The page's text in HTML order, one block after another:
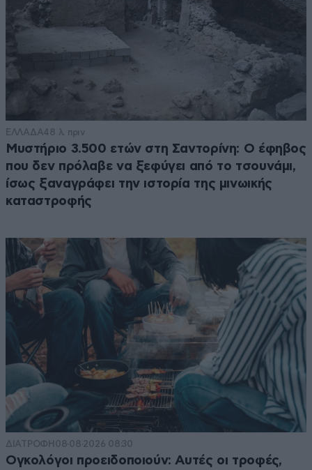
ΕΛΛΑΔΑ48 λ. πριν
Μυστήριο 3.500 ετών στη Σαντορίνη: Ο έφηβος
που δεν πρόλαβε να ξεφύγει από το τσουνάμι,
ίσως ξαναγράφει την ιστορία της μινωικής
καταστροφής
ΔΙΑΤΡΟΦΗ 08·08·2026 08:30
Ογκολόγοι προειδοποιούν: Αυτές οι τροφές,